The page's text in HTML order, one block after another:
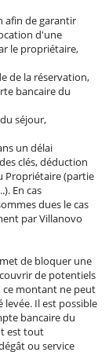
afin de garantir
d'une
le propriétaire,
de la réservation,
bancaire du
séjour,
un délai
clés, déduction
Propriétaire (partie
En cas
dues le cas
par Villanovo
de bloquer une
de potentiels
ce montant ne peut
Il est possible
bancaire du
est tout
ou service